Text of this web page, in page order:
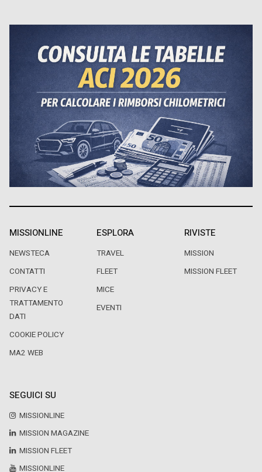
MISSIONLINE
NEWSTECA
CONTATTI
PRIVACY E
TRATTAMENTO
DATI
COOKIE POLICY
MA2 WEB
ESPLORA
TRAVEL
FLEET
MICE
EVENTI
RIVISTE
MISSION
MISSION FLEET
SEGUICI SU
MISSIONLINE
MISSION MAGAZINE
MISSION FLEET
MISSIONLINE